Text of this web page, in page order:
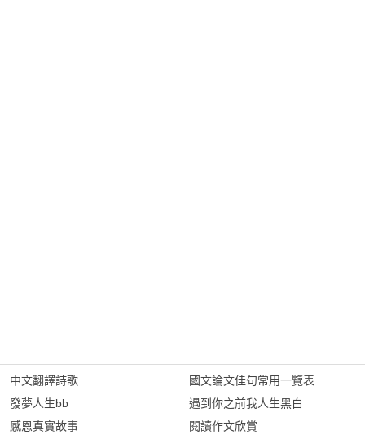
中文翻譯詩歌
發夢人生bb
感恩真實故事
國文論文佳句常用一覽表
遇到你之前我人生黑白
閱讀作文欣賞